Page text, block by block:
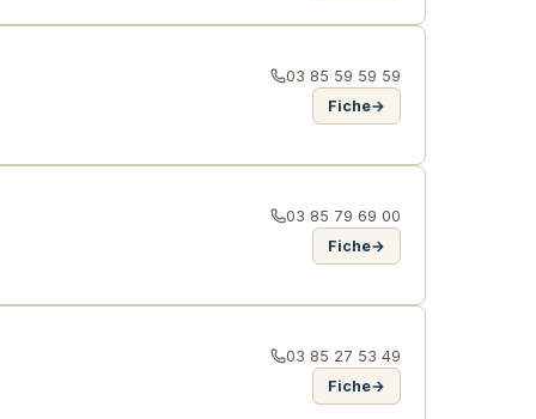
03 85 59 59 59
Fiche→
03 85 79 69 00
Fiche→
03 85 27 53 49
Fiche→